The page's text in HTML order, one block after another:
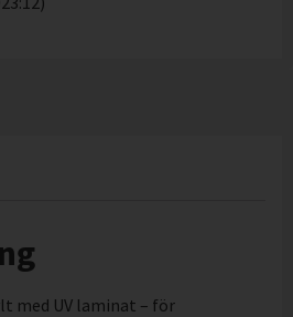
med UV laminat – för